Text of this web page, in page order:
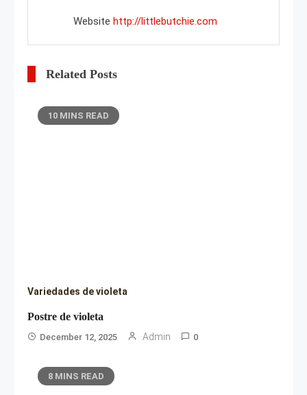
Website http://littlebutchie.com
Related Posts
10 MINS READ
Variedades de violeta
Postre de violeta
December 12, 2025 Admin 0
8 MINS READ